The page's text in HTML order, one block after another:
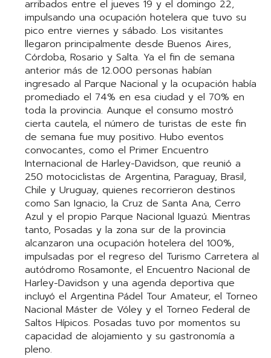
arribados entre el jueves 19 y el domingo 22,
impulsando una ocupación hotelera que tuvo su
pico entre viernes y sábado. Los visitantes
llegaron principalmente desde Buenos Aires,
Córdoba, Rosario y Salta. Ya el fin de semana
anterior más de 12.000 personas habían
ingresado al Parque Nacional y la ocupación había
promediado el 74% en esa ciudad y el 70% en
toda la provincia. Aunque el consumo mostró
cierta cautela, el número de turistas de este fin
de semana fue muy positivo. Hubo eventos
convocantes, como el Primer Encuentro
Internacional de Harley-Davidson, que reunió a
250 motociclistas de Argentina, Paraguay, Brasil,
Chile y Uruguay, quienes recorrieron destinos
como San Ignacio, la Cruz de Santa Ana, Cerro
Azul y el propio Parque Nacional Iguazú. Mientras
tanto, Posadas y la zona sur de la provincia
alcanzaron una ocupación hotelera del 100%,
impulsadas por el regreso del Turismo Carretera al
autódromo Rosamonte, el Encuentro Nacional de
Harley-Davidson y una agenda deportiva que
incluyó el Argentina Pádel Tour Amateur, el Torneo
Nacional Máster de Vóley y el Torneo Federal de
Saltos Hípicos. Posadas tuvo por momentos su
capacidad de alojamiento y su gastronomía a
pleno.